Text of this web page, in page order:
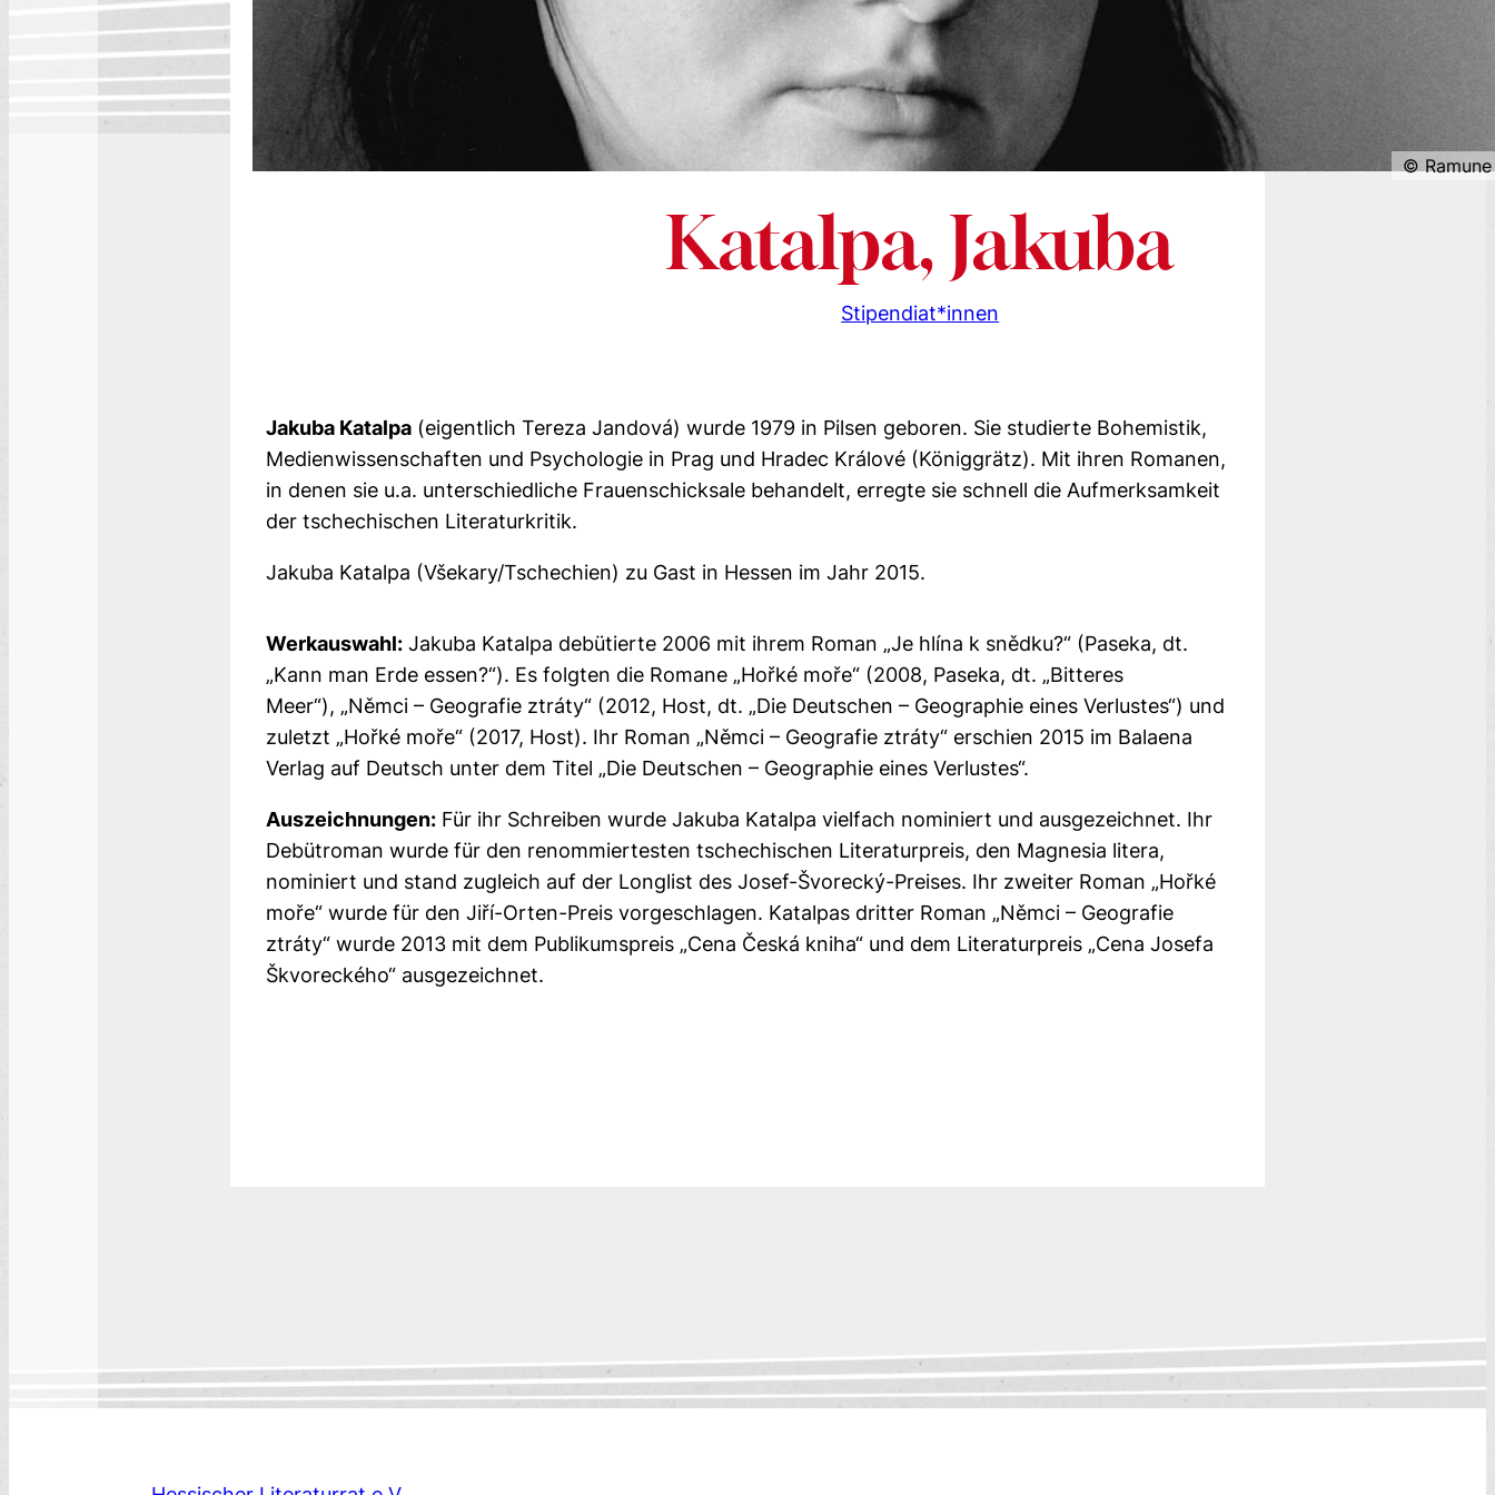
Katalpa, Jakuba
Stipendiat*innen
Jakuba Katalpa (eigentlich Tereza Jandová) wurde 1979 in Pilsen geboren. Sie studierte Bohemistik,
Medienwissenschaften und Psychologie in Prag und Hradec Králové (Königgrätz). Mit ihren Romanen,
in denen sie u.a. unterschiedliche Frauenschicksale behandelt, erregte sie schnell die Aufmerksamkeit
der tschechischen Literaturkritik.
Jakuba Katalpa (Všekary/Tschechien) zu Gast in Hessen im Jahr 2015.
Werkauswahl: Jakuba Katalpa debütierte 2006 mit ihrem Roman „Je hlína k snědku?“ (Paseka, dt.
„Kann man Erde essen?“). Es folgten die Romane „Hořké moře“ (2008, Paseka, dt. „Bitteres
Meer“), „Němci – Geografie ztráty“ (2012, Host, dt. „Die Deutschen – Geographie eines Verlustes“) und
zuletzt „Hořké moře“ (2017, Host). Ihr Roman „Němci – Geografie ztráty“ erschien 2015 im Balaena
Verlag auf Deutsch unter dem Titel „Die Deutschen – Geographie eines Verlustes“.
Auszeichnungen: Für ihr Schreiben wurde Jakuba Katalpa vielfach nominiert und ausgezeichnet. Ihr
Debütroman wurde für den renommiertesten tschechischen Literaturpreis, den Magnesia litera,
nominiert und stand zugleich auf der Longlist des Josef-Švorecký-Preises. Ihr zweiter Roman „Hořké
moře“ wurde für den Jiří-Orten-Preis vorgeschlagen. Katalpas dritter Roman „Němci – Geografie
ztráty“ wurde 2013 mit dem Publikumspreis „Cena Česká kniha“ und dem Literaturpreis „Cena Josefa
Škvoreckého“ ausgezeichnet.